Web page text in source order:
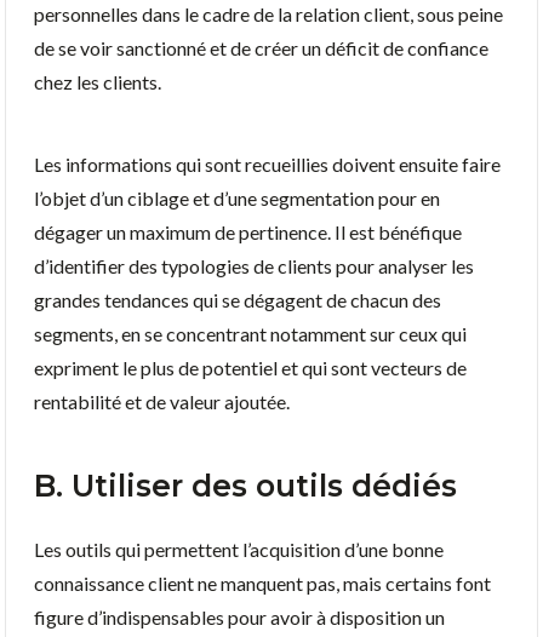
personnelles dans le cadre de la relation client, sous peine
de se voir sanctionné et de créer un déficit de confiance
chez les clients.
Les informations qui sont recueillies doivent ensuite faire
l’objet d’un ciblage et d’une segmentation pour en
dégager un maximum de pertinence. Il est bénéfique
d’identifier des typologies de clients pour analyser les
grandes tendances qui se dégagent de chacun des
segments, en se concentrant notamment sur ceux qui
expriment le plus de potentiel et qui sont vecteurs de
rentabilité et de valeur ajoutée.
B. Utiliser des outils dédiés
Les outils qui permettent l’acquisition d’une bonne
connaissance client ne manquent pas, mais certains font
figure d’indispensables pour avoir à disposition un